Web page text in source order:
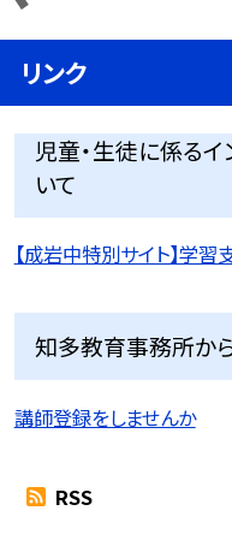
リンク
児童・生徒に係る
いて
【成岩中特別サイト】学
知多教育事務所か
講師登録をしませんか
RSS